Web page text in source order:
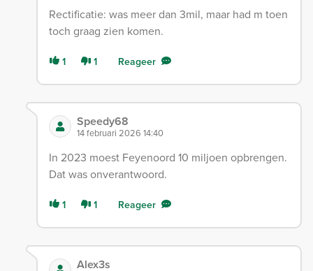
Rectificatie: was meer dan 3mil, maar had m toen
toch graag zien komen.
1 1 Reageer
Speedy68
14 februari 2026 14:40
In 2023 moest Feyenoord 10 miljoen opbrengen.
Dat was onverantwoord.
1 1 Reageer
Alex3s